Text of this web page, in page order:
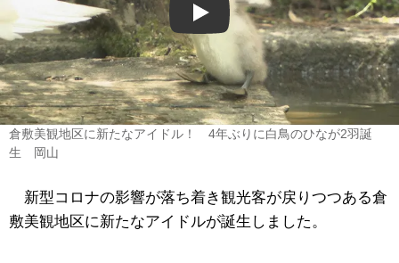
Play
倉敷美観地区に新たなアイドル！ 4年ぶりに白鳥のひなが2羽誕
生 岡山
新型コロナの影響が落ち着き観光客が戻りつつある倉
敷美観地区に新たなアイドルが誕生しました。